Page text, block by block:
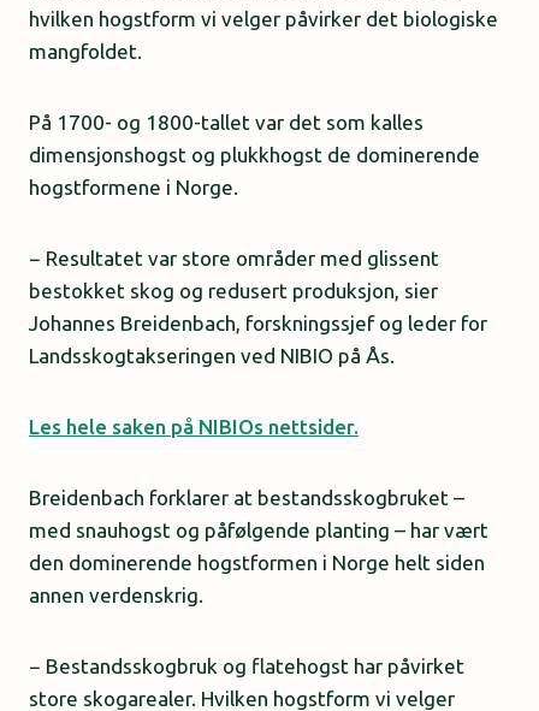
hvilken hogstform vi velger påvirker det biologiske
mangfoldet.
På 1700- og 1800-tallet var det som kalles
dimensjonshogst og plukkhogst de dominerende
hogstformene i Norge.
− Resultatet var store områder med glissent
bestokket skog og redusert produksjon, sier
Johannes Breidenbach, forskningssjef og leder for
Landsskogtakseringen ved NIBIO på Ås.
Les hele saken på NIBIOs nettsider.
Breidenbach forklarer at bestandsskogbruket –
med snauhogst og påfølgende planting – har vært
den dominerende hogstformen i Norge helt siden
annen verdenskrig.
− Bestandsskogbruk og flatehogst har påvirket
store skogarealer. Hvilken hogstform vi velger